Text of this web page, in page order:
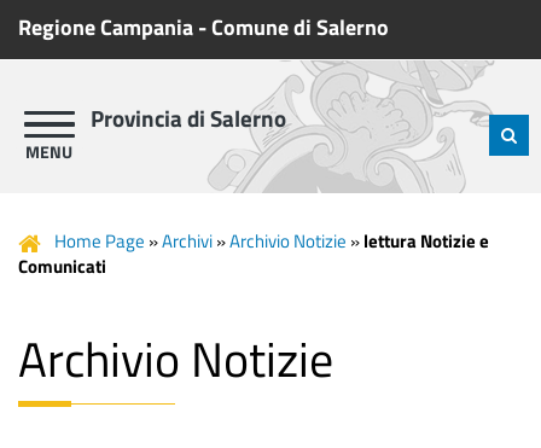
Regione Campania-Comune di Salerno
Provincia di Salerno
Home Page »Archivi»Archivio Notizie »lettura Notizie e
Comunicati
Archivio Notizie